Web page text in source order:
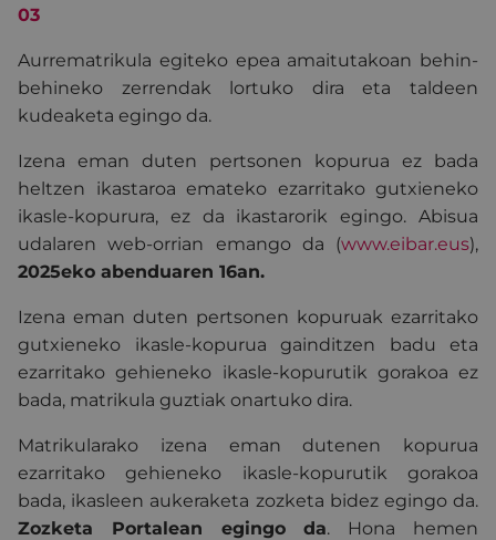
03
Aurrematrikula egiteko epea amaitutakoan behin-
behineko zerrendak lortuko dira eta taldeen
kudeaketa egingo da.
Izena eman duten pertsonen kopurua ez bada
heltzen ikastaroa emateko ezarritako gutxieneko
ikasle-kopurura, ez da ikastarorik egingo. Abisua
udalaren web-orrian emango da (www.eibar.eus),
2025eko abenduaren 16an.
Izena eman duten pertsonen kopuruak ezarritako
gutxieneko ikasle-kopurua gainditzen badu eta
ezarritako gehieneko ikasle-kopurutik gorakoa ez
bada, matrikula guztiak onartuko dira.
Matrikularako izena eman dutenen kopurua
ezarritako gehieneko ikasle-kopurutik gorakoa
bada, ikasleen aukeraketa zozketa bidez egingo da.
Zozketa Portalean egingo da. Hona hemen